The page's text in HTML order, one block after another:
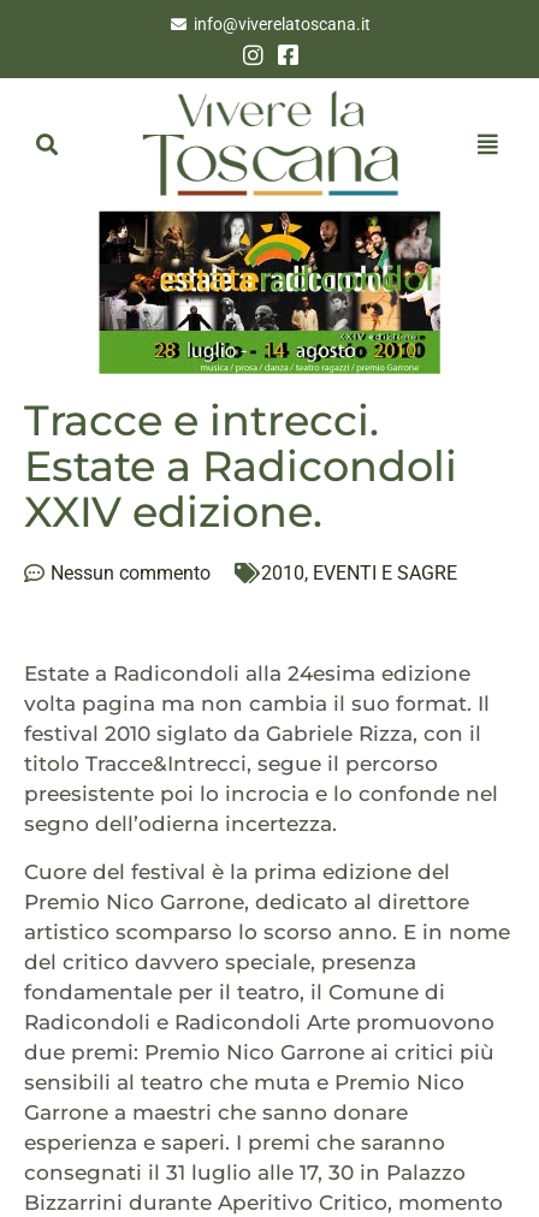
info@viverelatoscana.it
Tracce e intrecci.
Estate a Radicondoli
XXIV edizione.
Nessun commento 2010, EVENTI E SAGRE
Estate a Radicondoli alla 24esima edizione
volta pagina ma non cambia il suo format. Il
festival 2010 siglato da Gabriele Rizza, con il
titolo Tracce&Intrecci, segue il percorso
preesistente poi lo incrocia e lo confonde nel
segno dell’odierna incertezza.
Cuore del festival è la prima edizione del
Premio Nico Garrone, dedicato al direttore
artistico scomparso lo scorso anno. E in nome
del critico davvero speciale, presenza
fondamentale per il teatro, il Comune di
Radicondoli e Radicondoli Arte promuovono
due premi: Premio Nico Garrone ai critici più
sensibili al teatro che muta e Premio Nico
Garrone a maestri che sanno donare
esperienza e saperi. I premi che saranno
consegnati il 31 luglio alle 17, 30 in Palazzo
Bizzarrini durante Aperitivo Critico, momento